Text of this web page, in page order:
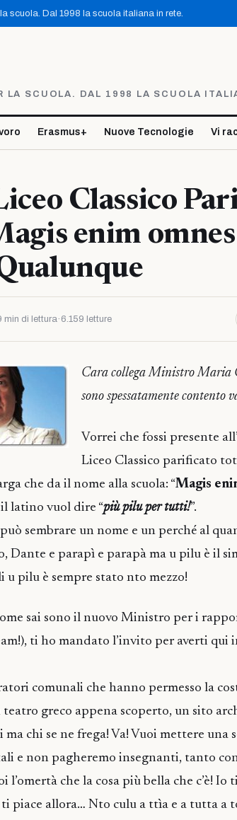
scuola. Dal 1998 la scuola italiana in rete.
LA SCUOLA. DAL 1998 LA SCUOLA
Erasmus+ Nuove Tecnologie Vi
Classico
enim omnes
min di lettura· 6.159 letture
Cara collega Ministro Maria
sono spessatamente contento
Vorrei che fossi presente
Liceo Classico parificato
che da il nome alla scuola: “Magis
latino vuol dire “più pilu per tutti!”.
sembrare un nome e un perché al
Dante e parapì e parapà ma u pilu è il
u pilu è sempre stato nto mezzo!
sai sono il nuovo Ministro per i
ti ho mandato l’invito per averti qui
comunali che hanno permesso la
teatro greco appena scoperto, un sito
chi se ne frega! Va! Vuoi mettere una
e non pagheremo insegnanti, tanto
l’omertà che la cosa più bella che c’è!
ti piace allora… Nto culu a ttìa e a tutta a